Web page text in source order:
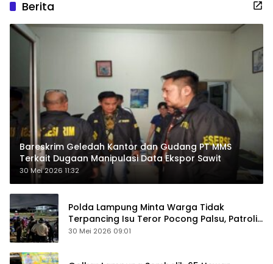
Berita
Bareskrim Geledah Kantor dan Gudang PT MMS
Terkait Dugaan Manipulasi Data Ekspor Sawit
30 Mei 2026 11:32
Polda Lampung Minta Warga Tidak
Terpancing Isu Teror Pocong Palsu, Patroli
Keamanan Ditingkatkan
30 Mei 2026 09:01